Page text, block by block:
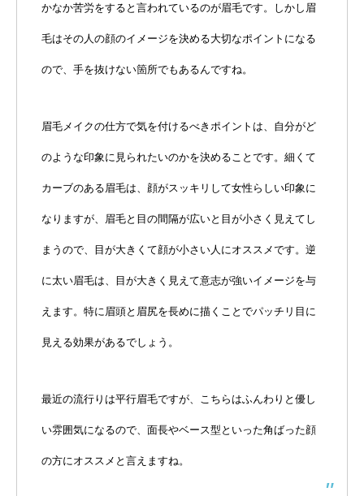
かなか苦労をすると言われているのが眉毛です。しかし眉
毛はその人の顔のイメージを決める大切なポイントになる
ので、手を抜けない箇所でもあるんですね。
眉毛メイクの仕方で気を付けるべきポイントは、自分がど
のような印象に見られたいのかを決めることです。細くて
カーブのある眉毛は、顔がスッキリして女性らしい印象に
なりますが、眉毛と目の間隔が広いと目が小さく見えてし
まうので、目が大きくて顔が小さい人にオススメです。逆
に太い眉毛は、目が大きく見えて意志が強いイメージを与
えます。特に眉頭と眉尻を長めに描くことでパッチリ目に
見える効果があるでしょう。
最近の流行りは平行眉毛ですが、こちらはふんわりと優し
い雰囲気になるので、面長やベース型といった角ばった顔
の方にオススメと言えますね。